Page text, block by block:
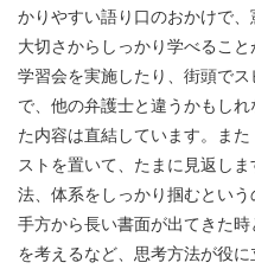
かりやすい語り口のおかけで
大切さからしっかり学べるこ
学習会を実施したり、街頭で
で、他の弁護士と違うかもし
た内容は直結しています。ま
ストを置いて、たまに見返し
法、体系をしっかり掴むとい
手方から長い書面が出てきた
を考えるなど、思考方法が役に